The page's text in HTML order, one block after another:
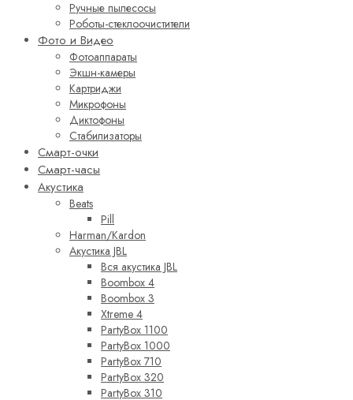
Ручные пылесосы
Роботы-стеклоочистители
Фото и Видео
Фотоаппараты
Экшн-камеры
Картриджи
Микрофоны
Диктофоны
Стабилизаторы
Смарт-очки
Смарт-часы
Акустика
Beats
Pill
Harman/Kardon
Акустика JBL
Вся акустика JBL
Boombox 4
Boombox 3
Xtreme 4
PartyBox 1100
PartyBox 1000
PartyBox 710
PartyBox 320
PartyBox 310